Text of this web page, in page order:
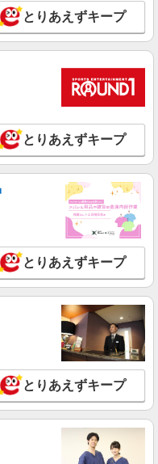
10,000〜70,000円 ・処遇改
円（勤続年数、保有資格
業手当：20,000円（10時
超過する場合には超過勤務
夜勤手当：10,000円/1回
礎研修 ・初任者研修 ・実務
詳細を見る
円 ＜日払い有/週払い有/交
含む)＞
鎌倉
詳細を見る
代のミドル層活躍中！
〜400,000円 ・基本
円 ・資格手当：10,000〜
：10,000〜70,000円 ・処遇改
円（勤続年数、保有資格
業手当：20,000円（10時
超過する場合には超過勤務
夜勤手当：10,000円/1回
持ちの方
研修 ・初任者研修 ・実務
詳細を見る
とりあえずキープ
とりあえずキープ
とりあえずキープ
とりあえずキープ